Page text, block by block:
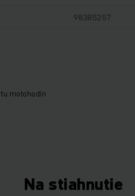
98385257
motohodín
Na stiahnutie